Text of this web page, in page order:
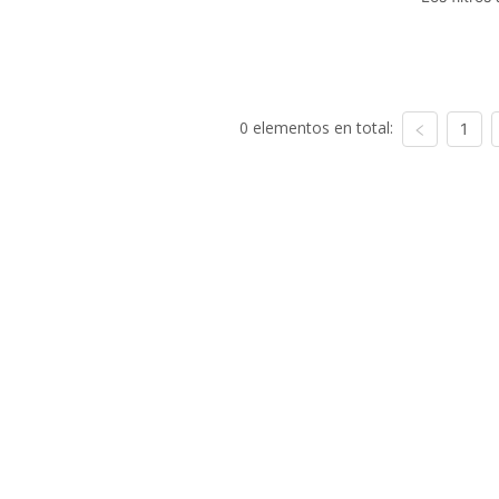
0 elementos en total: 1